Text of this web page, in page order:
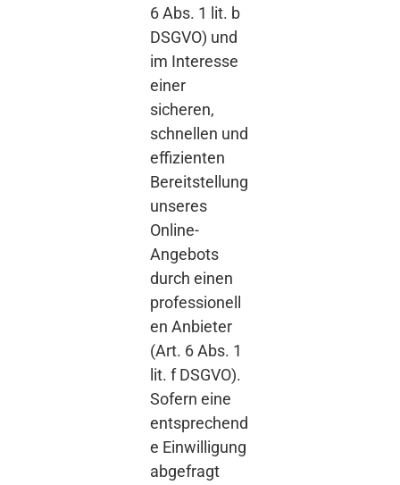
6 Abs. 1 lit. b
DSGVO) und
im Interesse
einer
sicheren,
schnellen und
effizienten
Bereitstellung
unseres
Online-
Angebots
durch einen
professionell
en Anbieter
(Art. 6 Abs. 1
lit. f DSGVO).
Sofern eine
entsprechend
e Einwilligung
abgefragt